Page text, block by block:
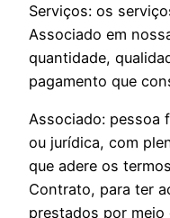
Serviços: os
Associado em
quantidade,
pagamento que
Associado: pessoa
ou jurídica, com
que adere os
Contrato, para ter
prestados por meio